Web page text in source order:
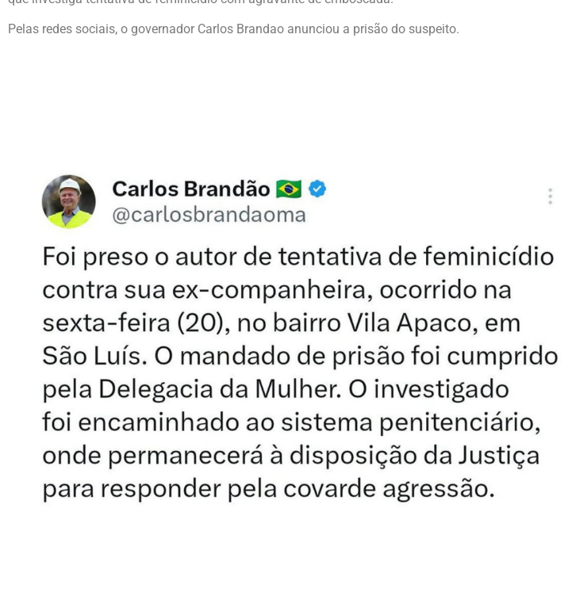
Pelas redes sociais, o governador Carlos Brandao anunciou a prisão do suspeito.